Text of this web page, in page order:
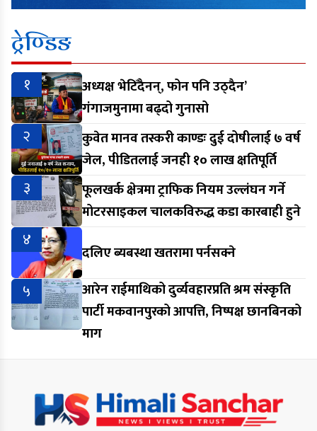
ट्रेण्डिङ
१
अध्यक्ष भेटिँदैनन्, फोन पनि उठ्दैन’
गंगाजमुनामा बढ्दो गुनासो
२
कुवेत मानव तस्करी काण्डः दुई दोषीलाई ७ वर्ष
जेल, पीडितलाई जनही १० लाख क्षतिपूर्ति
३
फूलखर्क क्षेत्रमा ट्राफिक नियम उल्लंघन गर्ने
मोटरसाइकल चालकविरुद्ध कडा कारबाही हुने
४
दलिए ब्यबस्था खतरामा पर्नसक्ने
५
आरेन राईमाथिको दुर्व्यवहारप्रति श्रम संस्कृति
पार्टी मकवानपुरको आपत्ति, निष्पक्ष छानबिनको
माग